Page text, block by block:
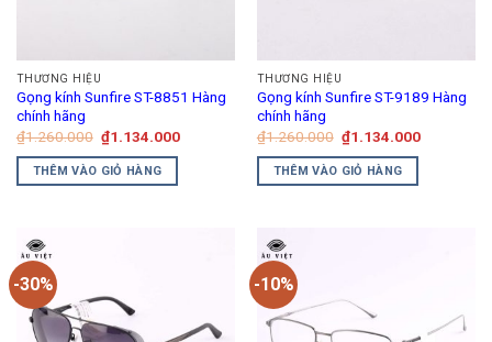
thể
được
chọn
trên
trang
sản
THƯƠNG HIỆU
Gọng kính Sunfire ST-8851 Hàng
chính hãng
₫1.260.000 Giá
gốc
là:
₫1.260.000.
₫1.134.000Giá
THÊM VÀO GIỎ HÀNG
THƯƠNG HIỆU
Gọng kính Sunfire ST-9189 Hàng
chính hãng
₫1.260.000 Giá
gốc
là:
₫1.260.000.
₫1.134.000Giá
THÊM VÀO GIỎ HÀNG
-30% -10%